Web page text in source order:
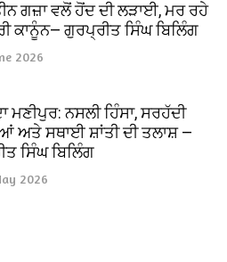
ਗਜ਼ਾ ਵਲੋਂ ਹੋਂਦ ਦੀ ਲੜਾਈ, ਮਰ ਰਹੇ
ਕਾਨੂੰਨ— ਗੁਰਪ੍ਰੀਤ ਸਿੰਘ ਬਿਲਿੰਗ
2026
ਮਣੀਪੁਰ: ਨਸਲੀ ਹਿੰਸਾ, ਸਰਹੱਦੀ
ਅਤੇ ਸਥਾਈ ਸ਼ਾਂਤੀ ਦੀ ਤਲਾਸ਼ —
ਸਿੰਘ ਬਿਲਿੰਗ
2026